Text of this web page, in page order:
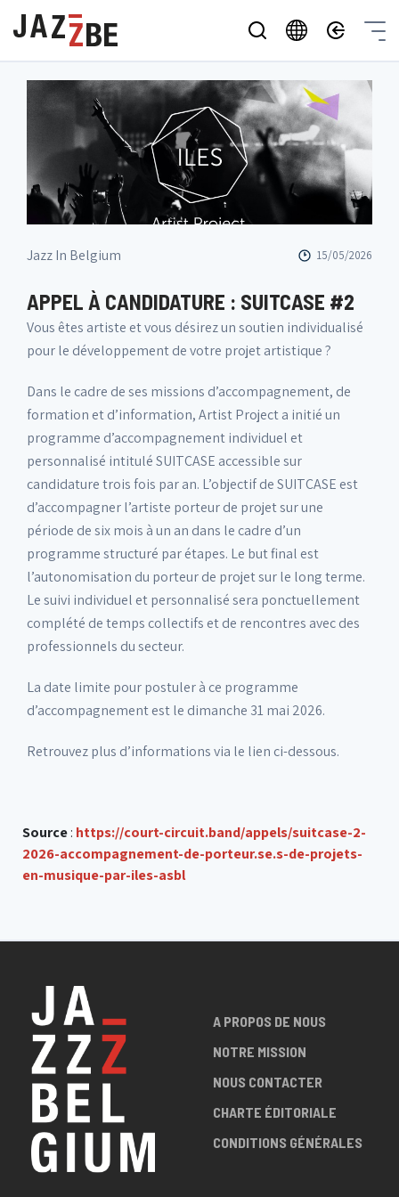
Jazz In Belgium 15/05/2026
APPEL À CANDIDATURE : SUITCASE #2
Vous êtes artiste et vous désirez un soutien individualisé
pour le développement de votre projet artistique ?
Dans le cadre de ses missions d’accompagnement, de
formation et d’information, Artist Project a initié un
programme d’accompagnement individuel et
personnalisé intitulé SUITCASE accessible sur
candidature trois fois par an. L’objectif de SUITCASE est
d’accompagner l’artiste porteur de projet sur une
période de six mois à un an dans le cadre d’un
programme structuré par étapes. Le but final est
l’autonomisation du porteur de projet sur le long terme.
Le suivi individuel et personnalisé sera ponctuellement
complété de temps collectifs et de rencontres avec des
professionnels du secteur.
La date limite pour postuler à ce programme
d’accompagnement est le dimanche 31 mai 2026.
Retrouvez plus d’informations via le lien ci-dessous.
Source: https://court-circuit.band/appels/suitcase-2-
2026-accompagnement-de-porteur.se.s-de-projets-
en-musique-par-iles-asbl
A PROPOS DE NOUS
NOTRE MISSION
NOUS CONTACTER
CHARTE ÉDITORIALE
CONDITIONS GÉNÉRALES